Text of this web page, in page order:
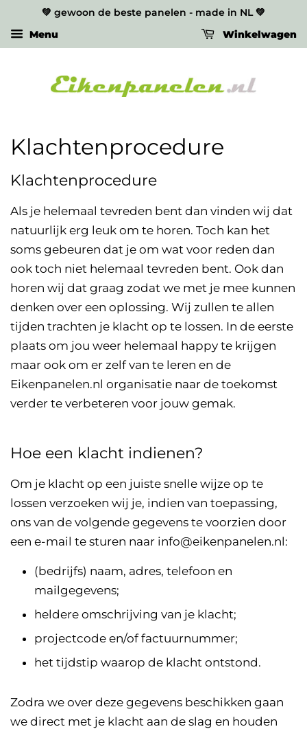
💚 gewoon de beste panelen - made in NL 💚
Menu
Winkelwagen
Klachtenprocedure
Klachtenprocedure
Als je helemaal tevreden bent dan vinden wij dat
natuurlijk erg leuk om te horen. Toch kan het
soms gebeuren dat je om wat voor reden dan
ook toch niet helemaal tevreden bent. Ook dan
horen wij dat graag zodat we met je mee kunnen
denken over een oplossing. Wij zullen te allen
tijden trachten je klacht op te lossen. In de eerste
plaats om jou weer helemaal happy te krijgen
maar ook om er zelf van te leren en de
Eikenpanelen.nl organisatie naar de toekomst
verder te verbeteren voor jouw gemak.
Hoe een klacht indienen?
Om je klacht op een juiste snelle wijze op te
lossen verzoeken wij je, indien van toepassing,
ons van de volgende gegevens te voorzien door
een e-mail te sturen naar info@eikenpanelen.nl:
(bedrijfs) naam, adres, telefoon en
mailgegevens;
heldere omschrijving van je klacht;
projectcode en/of factuurnummer;
het tijdstip waarop de klacht ontstond.
Zodra we over deze gegevens beschikken gaan
we direct met je klacht aan de slag en houden